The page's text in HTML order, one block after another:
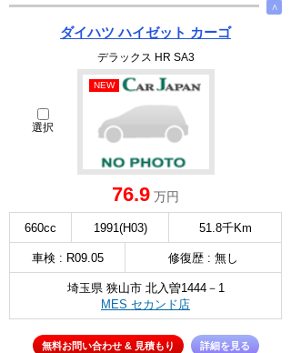
∧
ダイハツ ハイゼット カーゴ
デラックス HR SA3
選択
NEW
76.9 万円
660cc 1991(H03) 51.8千Km
車検 : R09.05 修復歴 : 無し
埼玉県 狭山市 北入曽1444－1
MES セカンド店
無料お問い合わせ & 見積もり 詳細を見る